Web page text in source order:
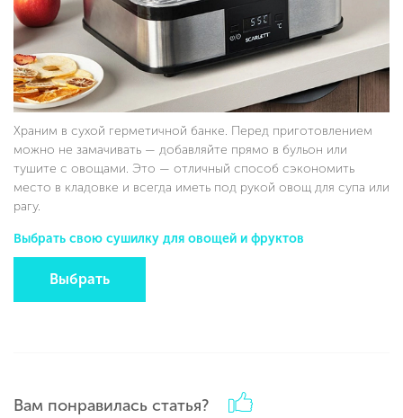
Храним в сухой герметичной банке. Перед приготовлением
можно не замачивать — добавляйте прямо в бульон или
тушите с овощами. Это — отличный способ сэкономить
место в кладовке и всегда иметь под рукой овощ для супа или
рагу.
Выбрать свою сушилку для овощей и фруктов
Выбрать
Вам понравилась статья?